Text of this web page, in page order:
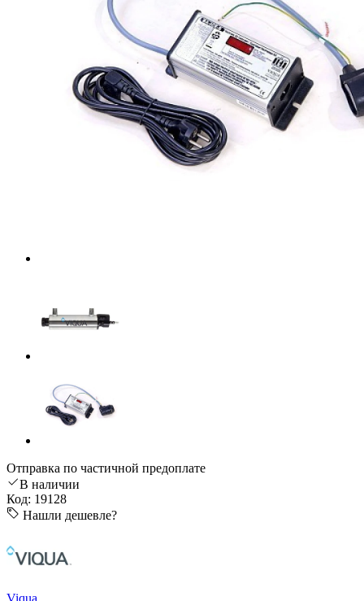
Отправка по частичной предоплате
В наличии
Код: 19128
Нашли дешевле?
Viqua